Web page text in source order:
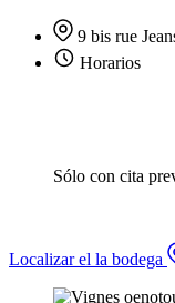
9 bis rue
Horarios
Sólo con cita
Localizar el la bodega